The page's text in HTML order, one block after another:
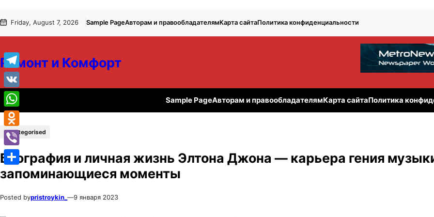
к
к
Friday, August 7, 2026 Sample PageАвторам и правообладателямКарта сайтаПолитика конфиденциальности
Ремонт и Комфорт
Sample PageАвторам и правообладателямКарта сайтаПолитика
Uncategorised
Биография и личная жизнь Элтона Джона — карьера гения
запоминающиеся моменты
Posted bypristroykin_ —9 января 2023
Telegram
VK
WhatsApp
Odnoklassniki
Viber
Отправить